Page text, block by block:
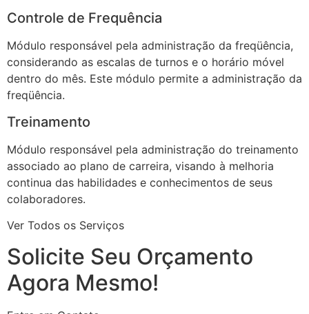
Controle de Frequência
Módulo responsável pela administração da freqüência,
considerando as escalas de turnos e o horário móvel
dentro do mês. Este módulo permite a administração da
freqüência.
Treinamento
Módulo responsável pela administração do treinamento
associado ao plano de carreira, visando à melhoria
continua das habilidades e conhecimentos de seus
colaboradores.
Ver Todos os Serviços
Solicite Seu Orçamento
Agora Mesmo!